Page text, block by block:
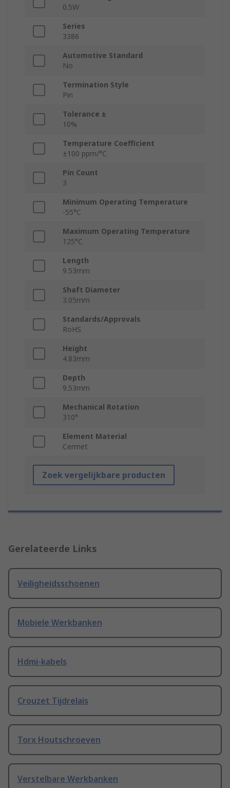
0.5W
Series
3386
Automotive Standard
No
Termination Style
Pin
Tolerance ±
10%
Temperature Coefficient
±100 ppm/°C
Pin Count
3
Minimum Operating Temperature
-55°C
Maximum Operating Temperature
125°C
Length
9.53mm
Shaft Diameter
3.05mm
Standards/Approvals
RoHS
Height
4.83mm
Depth
9.53mm
Mechanical Rotation
310°
Element Material
Cermet
Zoek vergelijkbare producten
Gerelateerde Links
Veiligheidsschoenen
Mobiele Werkbanken
Hdmi-kabels
Crouzet Tijdrelais
Torx Houtschroeven
Verstelbare Werkbanken